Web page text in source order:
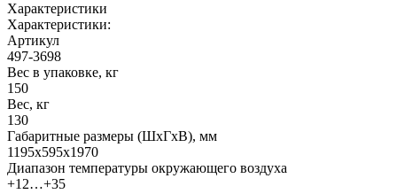
Характеристики
Характеристики:
Артикул
497-3698
Вес в упаковке, кг
150
Вес, кг
130
Габаритные размеры (ШхГхВ), мм
1195х595х1970
Диапазон температуры окружающего воздуха
+12…+35